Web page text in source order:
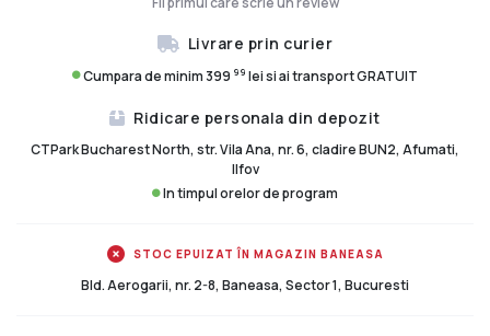
Livrare prin curier
Cumpara de minim 399 99 lei si ai transport GRATUIT
Ridicare personala din depozit
CTPark Bucharest North, str. Vila Ana, nr. 6, cladire BUN2, Afumati,
Ilfov
In timpul orelor de program
STOC EPUIZAT ÎN MAGAZIN BANEASA
Bld. Aerogarii, nr. 2-8, Baneasa, Sector 1, Bucuresti